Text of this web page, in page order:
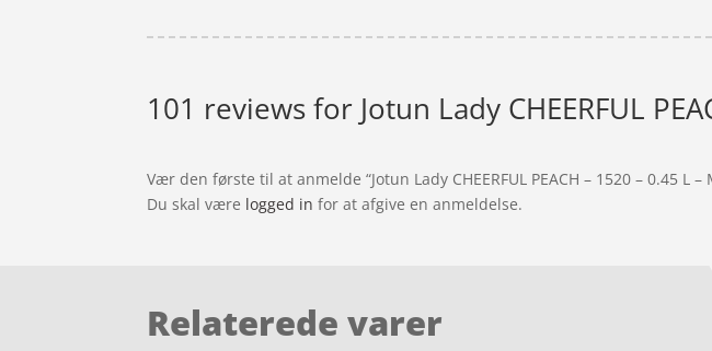
101 reviews for Jotun Lady CHEERFUL
Vær den første til at anmelde “Jotun Lady CHEERFUL PEACH – 1520 – 0.45 L –
Du skal være logged in for at afgive en anmeldelse.
Relaterede varer